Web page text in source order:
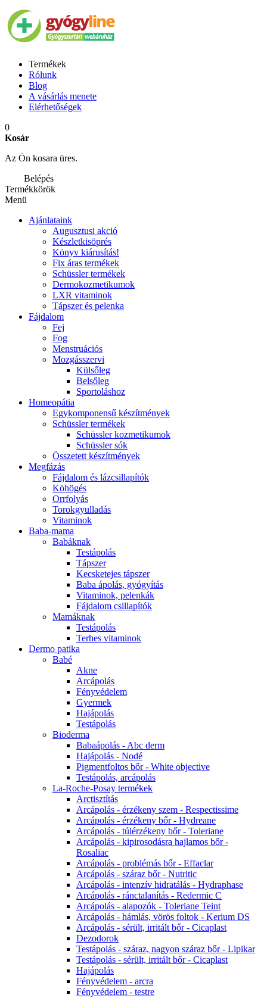
Termékek
Rólunk
Blog
A vásárlás menete
Elérhetőségek
0
Kosár
Az Ön kosara üres.
Belépés
Termékkörök
Menü
Ajánlataink
Augusztusi akció
Készletkisöprés
Könyv kiárusítás!
Fix áras termékek
Schüssler termékek
Dermokozmetikumok
LXR vitaminok
Tápszer és pelenka
Fájdalom
Fej
Fog
Menstruációs
Mozgásszervi
Külsőleg
Belsőleg
Sportoláshoz
Homeopátia
Egykomponensű készítmények
Schüssler termékek
Schüssler kozmetikumok
Schüssler sók
Összetett készítmények
Megfázás
Fájdalom és lázcsillapítók
Köhögés
Orrfolyás
Torokgyulladás
Vitaminok
Baba-mama
Babáknak
Testápolás
Tápszer
Kecsketejes tápszer
Baba ápolás, gyógyítás
Vitaminok, pelenkák
Fájdalom csillapítók
Mamáknak
Testápolás
Terhes vitaminok
Dermo patika
Babé
Akne
Arcápolás
Fényvédelem
Gyermek
Hajápolás
Testápolás
Bioderma
Babaápolás - Abc derm
Hajápolás - Nodé
Pigmentfoltos bőr - White objective
Testápolás, arcápolás
La-Roche-Posay termékek
Arctisztítás
Arcápolás - érzékeny szem - Respectissime
Arcápolás - érzékeny bőr - Hydreane
Arcápolás - túlérzékeny bőr - Toleriane
Arcápolás - kipirosodásra hajlamos bőr -
Rosaliac
Arcápolás - problémás bőr - Effaclar
Arcápolás - száraz bőr - Nutritic
Arcápolás - intenzív hidratálás - Hydraphase
Arcápolás - ránctalanítás - Redermic C
Arcápolás - alapozók - Toleriane Teint
Arcápolás - hámlás, vörös foltok - Kerium DS
Arcápolás - sérült, irritált bőr - Cicaplast
Dezodorok
Testápolás - száraz, nagyon száraz bőr - Lipikar
Testápolás - sérült, irritált bőr - Cicaplast
Hajápolás
Fényvédelem - arcra
Fényvédelem - testre